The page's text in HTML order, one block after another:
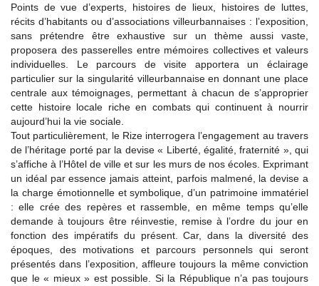
Points de vue d’experts, histoires de lieux, histoires de luttes,
récits d’habitants ou d’associations villeurbannaises : l’exposition,
sans prétendre être exhaustive sur un thème aussi vaste,
proposera des passerelles entre mémoires collectives et valeurs
individuelles. Le parcours de visite apportera un éclairage
particulier sur la singularité villeurbannaise en donnant une place
centrale aux témoignages, permettant à chacun de s’approprier
cette histoire locale riche en combats qui continuent à nourrir
aujourd’hui la vie sociale.
Tout particulièrement, le Rize interrogera l’engagement au travers
de l’héritage porté par la devise « Liberté, égalité, fraternité », qui
s’affiche à l’Hôtel de ville et sur les murs de nos écoles. Exprimant
un idéal par essence jamais atteint, parfois malmené, la devise a
la charge émotionnelle et symbolique, d’un patrimoine immatériel
: elle crée des repères et rassemble, en même temps qu’elle
demande à toujours être réinvestie, remise à l’ordre du jour en
fonction des impératifs du présent. Car, dans la diversité des
époques, des motivations et parcours personnels qui seront
présentés dans l’exposition, affleure toujours la même conviction
que le « mieux » est possible. Si la République n’a pas toujours